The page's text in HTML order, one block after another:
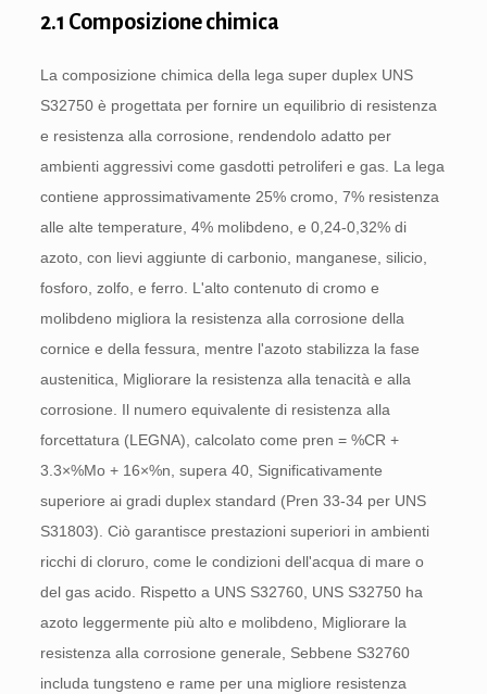
2.1 Composizione chimica
La composizione chimica della lega super duplex UNS
S32750 è progettata per fornire un equilibrio di resistenza
e resistenza alla corrosione, rendendolo adatto per
ambienti aggressivi come gasdotti petroliferi e gas. La lega
contiene approssimativamente 25% cromo, 7% resistenza
alle alte temperature, 4% molibdeno, e 0,24-0,32% di
azoto, con lievi aggiunte di carbonio, manganese, silicio,
fosforo, zolfo, e ferro. L'alto contenuto di cromo e
molibdeno migliora la resistenza alla corrosione della
cornice e della fessura, mentre l'azoto stabilizza la fase
austenitica, Migliorare la resistenza alla tenacità e alla
corrosione. Il numero equivalente di resistenza alla
forcettatura (LEGNA), calcolato come pren = %CR +
3.3×%Mo + 16×%n, supera 40, Significativamente
superiore ai gradi duplex standard (Pren 33-34 per UNS
S31803). Ciò garantisce prestazioni superiori in ambienti
ricchi di cloruro, come le condizioni dell'acqua di mare o
del gas acido. Rispetto a UNS S32760, UNS S32750 ha
azoto leggermente più alto e molibdeno, Migliorare la
resistenza alla corrosione generale, Sebbene S32760
includa tungsteno e rame per una migliore resistenza